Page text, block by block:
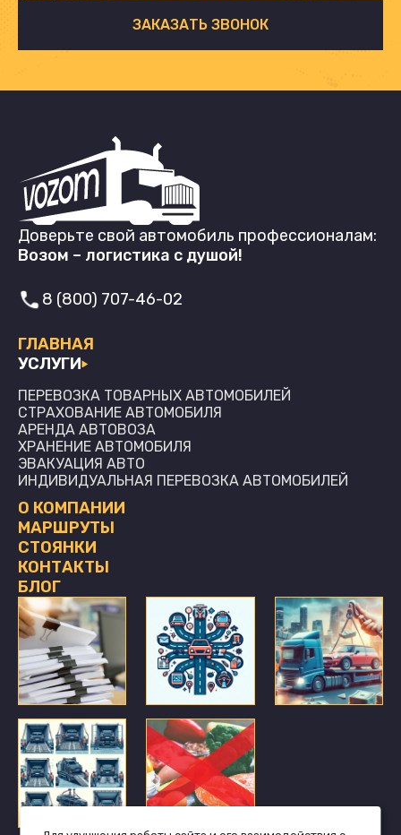
ЗАКАЗАТЬ ЗВОНОК
Доверьте свой автомобиль профессионалам:
Возом – логистика с душой!
ГЛАВНАЯ
УСЛУГИ
ПЕРЕВОЗКА ТОВАРНЫХ АВТОМОБИЛЕЙ
СТРАХОВАНИЕ АВТОМОБИЛЯ
АРЕНДА АВТОВОЗА
ХРАНЕНИЕ АВТОМОБИЛЯ
ЭВАКУАЦИЯ АВТО
ИНДИВИДУАЛЬНАЯ ПЕРЕВОЗКА АВТОМОБИЛЕЙ
О КОМПАНИИ
МАРШРУТЫ
СТОЯНКИ
КОНТАКТЫ
БЛОГ
8 (800) 707-46-02